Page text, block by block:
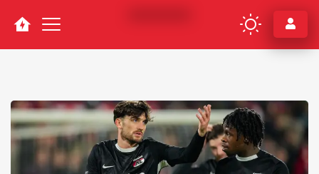
Navigation